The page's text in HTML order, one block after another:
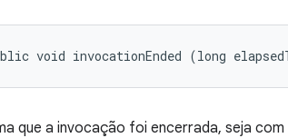
void invocationEnded (long
que a invocação foi encerrada, seja